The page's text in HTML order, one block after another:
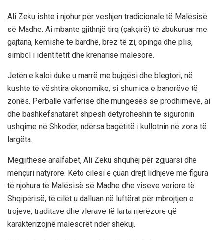
Ali Zeku ishte i njohur për veshjen tradicionale të Malësisë
së Madhe. Ai mbante gjithnjë tirq (çakçirë) të zbukuruar me
gajtana, këmishë të bardhë, brez të zi, opinga dhe plis,
simbol i identitetit dhe krenarisë malësore.
Jetën e kaloi duke u marrë me bujqësi dhe blegtori, në
kushte të vështira ekonomike, si shumica e banorëve të
zonës. Përballë varfërisë dhe mungesës së prodhimeve, ai
dhe bashkëfshatarët shpesh detyroheshin të siguronin
ushqime në Shkodër, ndërsa bagëtitë i kullotnin në zona të
largëta.
Megjithëse analfabet, Ali Zeku shquhej për zgjuarsi dhe
mençuri natyrore. Këto cilësi e çuan drejt lidhjeve me figura
të njohura të Malësisë së Madhe dhe viseve veriore të
Shqipërisë, të cilët u dalluan në luftërat për mbrojtjen e
trojeve, traditave dhe vlerave të larta njerëzore që
karakterizojnë malësorët ndër shekuj.